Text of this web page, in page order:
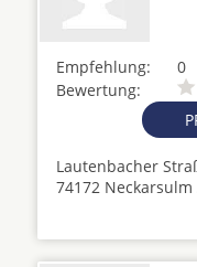
Empfehlung:
0
Bewertung:
Lautenbacher
74172